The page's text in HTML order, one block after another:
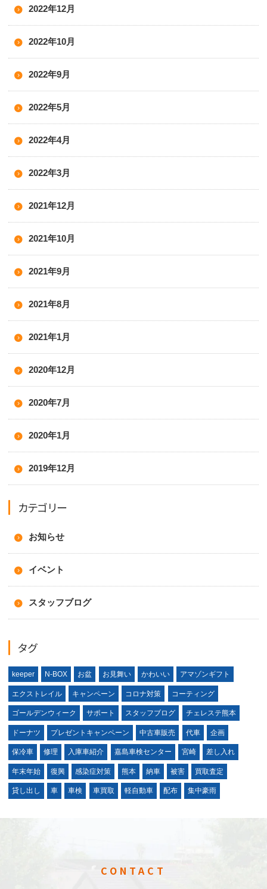
2022年12月
2022年10月
2022年9月
2022年5月
2022年4月
2022年3月
2021年12月
2021年10月
2021年9月
2021年8月
2021年1月
2020年12月
2020年7月
2020年1月
2019年12月
カテゴリー
お知らせ
イベント
スタッフブログ
タグ
keeper N-BOX お盆 お見舞い かわいい アマゾンギフト
エクストレイル キャンペーン コロナ対策 コーティング
ゴールデンウィーク サポート スタッフブログ チェレステ熊本
ドーナツ プレゼントキャンペーン 中古車販売 代車 企画
保冷車 修理 入庫車紹介 嘉島車検センター 宮崎 差し入れ
年末年始 復興 感染症対策 熊本 納車 被害 買取査定
貸し出し 車 車検 車買取 軽自動車 配布 集中豪雨
CONTACT